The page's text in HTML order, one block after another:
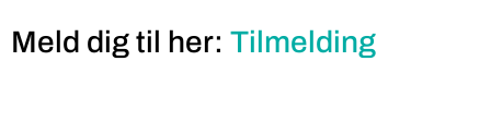
Meld dig til her: Tilmelding